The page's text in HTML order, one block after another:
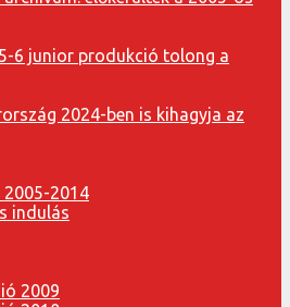
6 junior produkció tolong a
2024-ben is kihagyja az
2005-2014
indulás
2009